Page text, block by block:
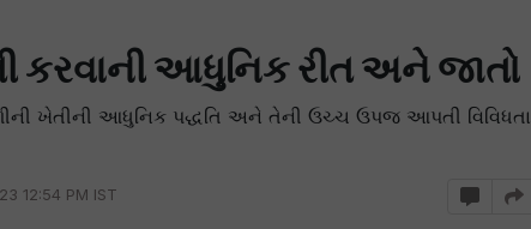
કરવાની આધુનિક રીત અને જાતો
ખેતીની આધુનિક પદ્ધતિ અને તેની ઉચ્ચ ઉપજ આપતી વિવિધતા
12:54 PM IST